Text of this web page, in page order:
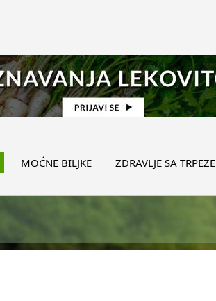
MOĆNE BILJKE ZDRAVLJE SA TRPEZE